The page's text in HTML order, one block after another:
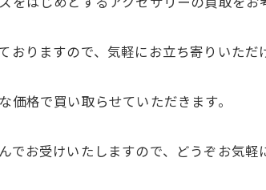
おりますので、気軽にお立ち寄りいただ
価格で買い取らせていただきます。
でお受けいたしますので、どうぞお気軽